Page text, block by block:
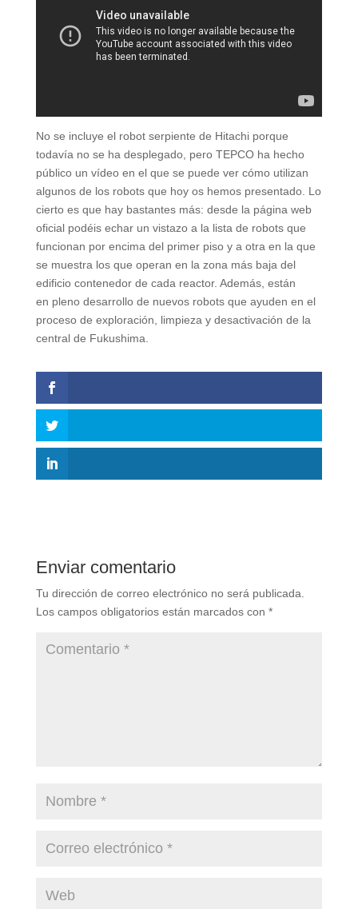
No se incluye el robot serpiente de Hitachi porque
todavía no se ha desplegado, pero TEPCO ha hecho
público un vídeo en el que se puede ver cómo utilizan
algunos de los robots que hoy os hemos presentado. Lo
cierto es que hay bastantes más: desde la página web
oficial podéis echar un vistazo a la lista de robots que
funcionan por encima del primer piso y a otra en la que
se muestra los que operan en la zona más baja del
edificio contenedor de cada reactor. Además, están
en pleno desarrollo de nuevos robots que ayuden en el
proceso de exploración, limpieza y desactivación de la
central de Fukushima.
Enviar comentario
Tu dirección de correo electrónico no será publicada.
Los campos obligatorios están marcados con *